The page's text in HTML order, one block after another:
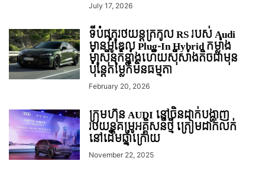
July 17, 2026
ទីបំផុតរថយន្ដត្រកូល RS របស់ Audi
មានម៉ូឌែល Plug-In Hybrid កម្លាំង
ម៉ាសុីនក៏ខ្លាំងហើយសុីសាំងតិចជាមុន
ប៉ុន្តែតម្លៃក៏មិនធម្មតា
February 20, 2026
ក្រុមហ៊ុន AUDI នៅចិនដាក់បង្ហាញ
រថយន្ដគម្រូអគ្គិសនីថ្មី ត្រៀមដាក់លក់
នៅដើមឆ្នាំក្រោយ
November 22, 2025